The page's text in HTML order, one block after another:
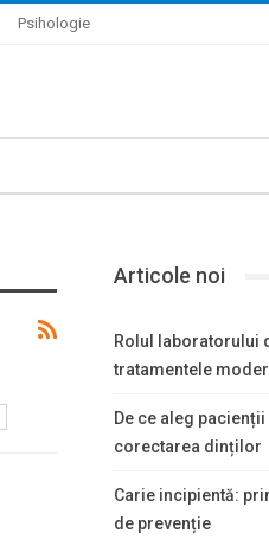
Psihologie
Articole noi
Rolul laboratorului
tratamentele
De ce aleg
corectarea dinților
Carie incipientă:
de prevenție